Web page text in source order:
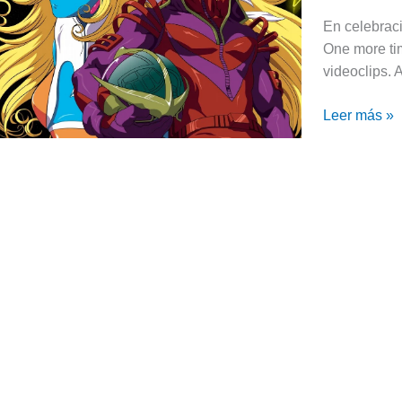
En
One more
videoclips.
Interstella
5555
en
de
Leer más »